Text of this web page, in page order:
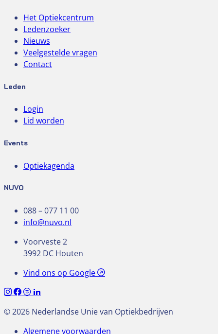
Het Optiekcentrum
Ledenzoeker
Nieuws
Veelgestelde vragen
Contact
Leden
Login
Lid worden
Events
Optiekagenda
NUVO
088 – 077 11 00
info@nuvo.nl
Voorveste 2
3992 DC Houten
Vind ons op Google
© 2026 Nederlandse Unie van Optiekbedrijven
Algemene voorwaarden